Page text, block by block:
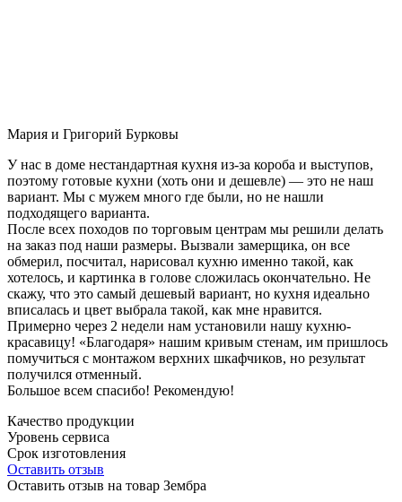
Мария и Григорий Бурковы
У нас в доме нестандартная кухня из-за короба и выступов,
поэтому готовые кухни (хоть они и дешевле) — это не наш
вариант. Мы с мужем много где были, но не нашли
подходящего варианта.
После всех походов по торговым центрам мы решили делать
на заказ под наши размеры. Вызвали замерщика, он все
обмерил, посчитал, нарисовал кухню именно такой, как
хотелось, и картинка в голове сложилась окончательно. Не
скажу, что это самый дешевый вариант, но кухня идеально
вписалась и цвет выбрала такой, как мне нравится.
Примерно через 2 недели нам установили нашу кухню-
красавицу! «Благодаря» нашим кривым стенам, им пришлось
помучиться с монтажом верхних шкафчиков, но результат
получился отменный.
Большое всем спасибо! Рекомендую!
Качество продукции
Уровень сервиса
Срок изготовления
Оставить отзыв
Оставить отзыв на товар Зембра